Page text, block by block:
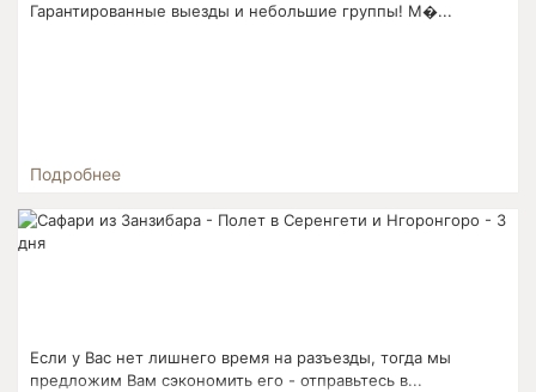
Гарантированные выезды и небольшие группы! М�...
Подробнее
Если у Вас нет лишнего время на разъезды, тогда мы
предложим Вам сэкономить его - отправьтесь в...